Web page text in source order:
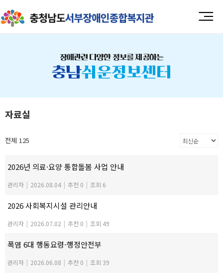
장애관련 다양한 정보를 제공하는
충남쉬운정보센터
자료실
전체 125
2026년 의료·요양 통합돌봄 사업 안내
관리자 | 2026.08.04 | 추천 0 | 조회 6
2026 사회복지시설 관리안내
관리자 | 2026.07.02 | 추천 0 | 조회 49
폭염 6대 행동요령-행정안전부
관리자 | 2026.06.08 | 추천 0 | 조회 39